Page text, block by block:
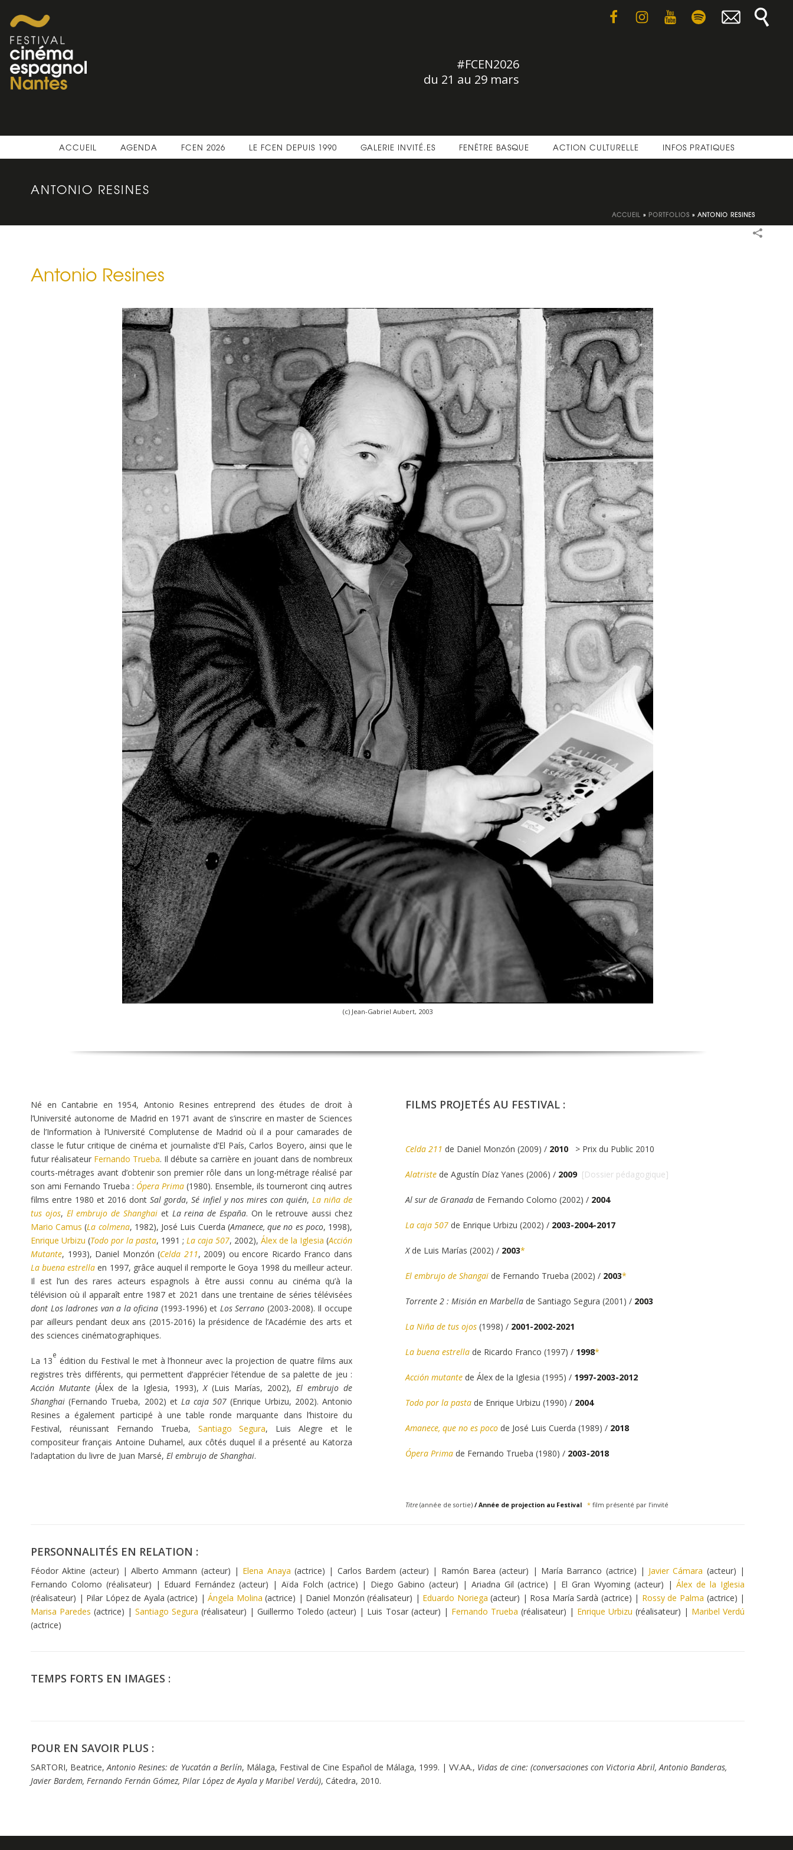
#FCEN2026
du 21 au 29 mars
ACCUEIL AGENDA FCEN 2026 LE FCEN DEPUIS 1990 GALERIE INVITÉ.ES FENÊTRE BASQUE ACTION CULTURELLE INFOS PRATIQUES
ANTONIO RESINES
ACCUEIL » PORTFOLIOS » ANTONIO RESINES
Antonio Resines
(c) Jean-Gabriel Aubert, 2003
Né en Cantabrie en 1954, Antonio Resines entreprend des études de droit à
l’Université autonome de Madrid en 1971 avant de s’inscrire en master de Sciences
de l’Information à l’Université Complutense de Madrid où il a pour camarades de
classe le futur critique de cinéma et journaliste d’El País, Carlos Boyero, ainsi que le
futur réalisateur Fernando Trueba. Il débute sa carrière en jouant dans de nombreux
courts-métrages avant d’obtenir son premier rôle dans un long-métrage réalisé par
son ami Fernando Trueba : Ópera Prima (1980). Ensemble, ils tourneront cinq autres
films entre 1980 et 2016 dontSal gorda,Sé infiel y nos mires con quién, La niña de
tus ojos, El embrujo de Shanghai et La reina de España. On le retrouve aussi chez
Mario Camus (La colmena, 1982), José Luis Cuerda (Amanece, que no es poco, 1998),
Enrique Urbizu (Todo por la pasta, 1991 ; La caja 507, 2002), Álex de la Iglesia (Acción
Mutante, 1993), Daniel Monzón (Celda 211, 2009) ou encore Ricardo Franco dans
La buena estrella en 1997, grâce auquel il remporte le Goya 1998 du meilleur acteur.
Il est l’un des rares acteurs espagnols à être aussi connu au cinéma qu’à la
télévision où il apparaît entre 1987 et 2021 dans une trentaine de séries télévisées
dont Los ladrones van a la oficina (1993-1996) et Los Serrano (2003-2008). Il occupe
par ailleurs pendant deux ans (2015-2016) la présidence de l’Académie des arts et
des sciences cinématographiques.
La 13
e
édition du Festival le met à l’honneur avec la projection de quatre films aux
registres très différents, qui permettent d’apprécier l’étendue de sa palette de jeu :
Acción Mutante (Álex de la Iglesia, 1993),X(Luis Marías, 2002),El embrujo de
Shanghai (Fernando Trueba, 2002) et La caja 507 (Enrique Urbizu, 2002). Antonio
Resines a également participé à une table ronde marquante dans l’histoire du
Festival, réunissant Fernando Trueba, Santiago Segura, Luis Alegre et le
compositeur français Antoine Duhamel, aux côtés duquel il a présenté au Katorza
l’adaptation du livre de Juan Marsé, El embrujo de Shanghai.
FILMS PROJETÉS AU FESTIVAL :
Celda 211 de Daniel Monzón (2009) / 2010 > Prix du Public 2010
Alatriste de Agustín Díaz Yanes (2006) / 2009 [Dossier pédagogique]
Al sur de Granada de Fernando Colomo (2002) / 2004
La caja 507 de Enrique Urbizu (2002) / 2003-2004-2017
Xde Luis Marías (2002) / 2003*
El embrujo de Shangaï de Fernando Trueba (2002) / 2003*
Torrente 2 : Misión en Marbella de Santiago Segura (2001) / 2003
La Niña de tus ojos (1998) / 2001-2002-2021
La buena estrella de Ricardo Franco (1997) / 1998*
Acción mutante de Álex de la Iglesia (1995) / 1997-2003-2012
Todo por la pasta de Enrique Urbizu (1990) / 2004
Amanece, que no es poco de José Luis Cuerda (1989) / 2018
Ópera Prima de Fernando Trueba (1980) / 2003-2018
Titre (année de sortie) / Année de projection au Festival * film présenté par l’invité
PERSONNALITÉS EN RELATION :
Féodor Aktine (acteur) | Alberto Ammann (acteur) | Elena Anaya (actrice) | Carlos Bardem (acteur) | Ramón Barea (acteur) | María Barranco (actrice) | Javier Cámara (acteur) |
Fernando Colomo (réalisateur) | Eduard Fernández (acteur) | Aïda Folch (actrice) | Diego Gabino (acteur) | Ariadna Gil (actrice) | El Gran Wyoming (acteur) |Álex de la Iglesia
(réalisateur) | Pilar López de Ayala (actrice) |Ángela Molina (actrice) | Daniel Monzón (réalisateur) | Eduardo Noriega (acteur) | Rosa María Sardà (actrice) | Rossy de Palma (actrice) |
Marisa Paredes (actrice) |Santiago Segura (réalisateur) | Guillermo Toledo (acteur) | Luis Tosar (acteur) | Fernando Trueba (réalisateur) | Enrique Urbizu (réalisateur) | Maribel Verdú
(actrice)
TEMPS FORTS EN IMAGES :
POUR EN SAVOIR PLUS :
SARTORI, Beatrice,Antonio Resines: de Yucatán a Berlín, Málaga, Festival de Cine Español de Málaga, 1999. | VV.AA., Vidas de cine: (conversaciones con Victoria Abril, Antonio Banderas,
Javier Bardem, Fernando Fernán Gómez, Pilar López de Ayala y Maribel Verdú), Cátedra, 2010.